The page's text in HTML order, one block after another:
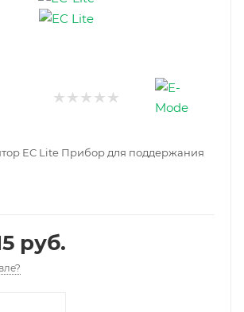
EC Lite Прибор для поддержания
руб.